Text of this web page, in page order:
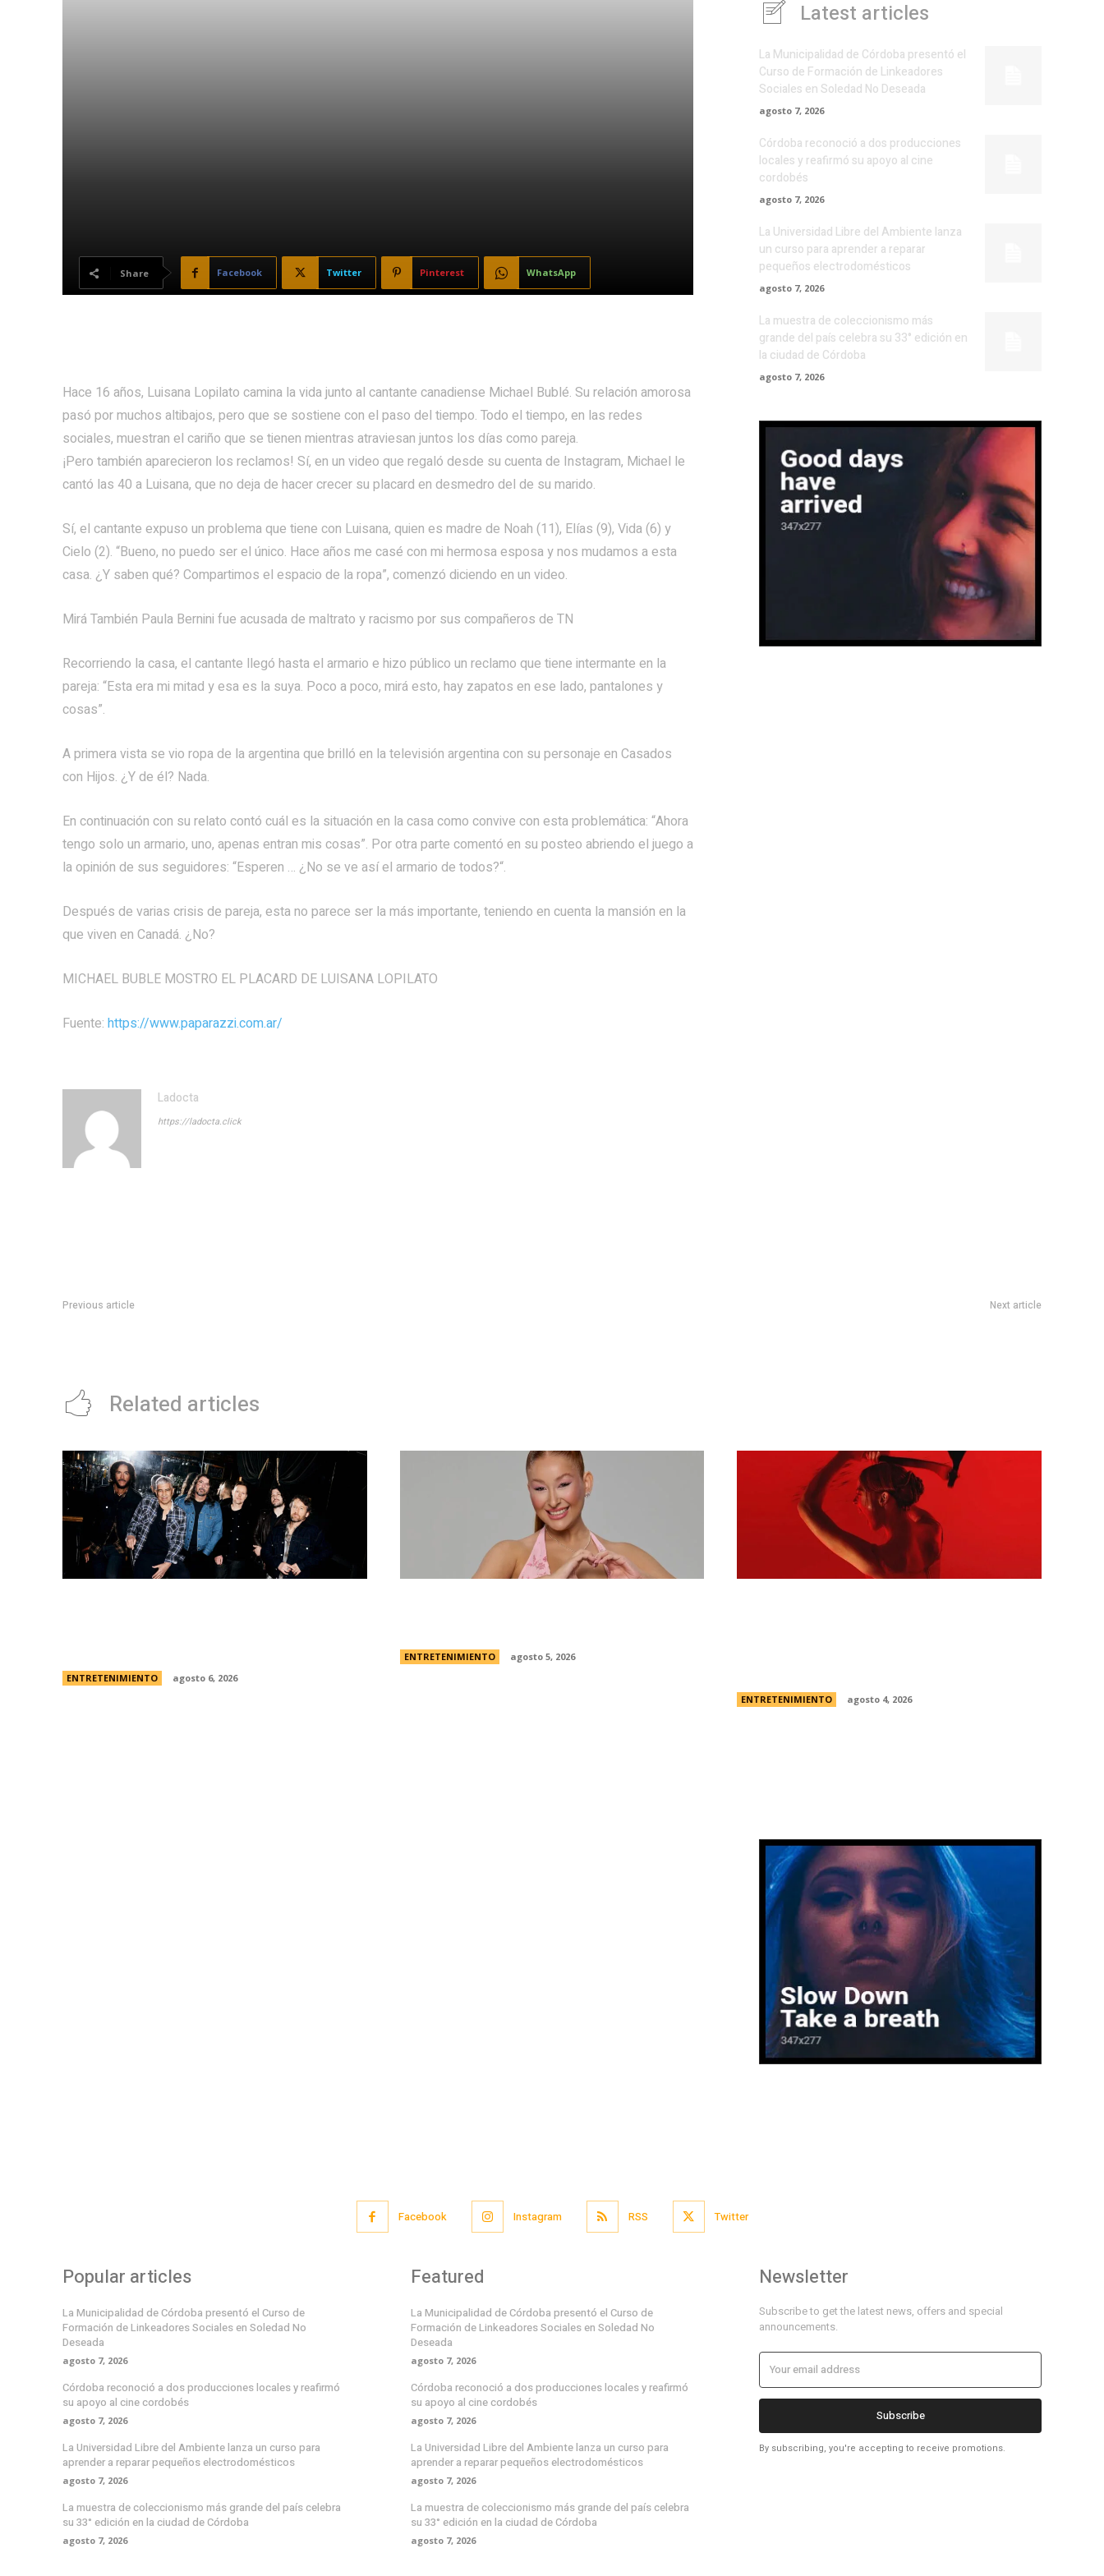
Share Facebook Twitter Pinterest WhatsApp
Hace 16 años, Luisana Lopilato camina la vida junto al cantante canadiense Michael Bublé. Su relación amorosa
pasó por muchos altibajos, pero que se sostiene con el paso del tiempo. Todo el tiempo, en las redes
sociales, muestran el cariño que se tienen mientras atraviesan juntos los días como pareja.
¡Pero también aparecieron los reclamos! Sí, en un video que regaló desde su cuenta de Instagram, Michael le
cantó las 40 a Luisana, que no deja de hacer crecer su placard en desmedro del de su marido.
Sí, el cantante expuso un problema que tiene con Luisana, quien es madre de Noah (11), Elías (9), Vida (6) y
Cielo (2). “Bueno, no puedo ser el único. Hace años me casé con mi hermosa esposa y nos mudamos a esta
casa. ¿Y saben qué? Compartimos el espacio de la ropa”, comenzó diciendo en un video.
Mirá También Paula Bernini fue acusada de maltrato y racismo por sus compañeros de TN
Recorriendo la casa, el cantante llegó hasta el armario e hizo público un reclamo que tiene intermante en la
pareja: “Esta era mi mitad y esa es la suya. Poco a poco, mirá esto, hay zapatos en ese lado, pantalones y
cosas”.
A primera vista se vio ropa de la argentina que brilló en la televisión argentina con su personaje en Casados
con Hijos. ¿Y de él? Nada.
En continuación con su relato contó cuál es la situación en la casa como convive con esta problemática: “Ahora
tengo solo un armario, uno, apenas entran mis cosas”. Por otra parte comentó en su posteo abriendo el juego a
la opinión de sus seguidores: “Esperen … ¿No se ve así el armario de todos?“.
Después de varias crisis de pareja, esta no parece ser la más importante, teniendo en cuenta la mansión en la
que viven en Canadá. ¿No?
MICHAEL BUBLE MOSTRO EL PLACARD DE LUISANA LOPILATO
Fuente: https://www.paparazzi.com.ar/
Ladocta
https://ladocta.click
Latest articles
La Municipalidad de Córdoba presentó el
Curso de Formación de Linkeadores
Sociales en Soledad No Deseada
agosto 7, 2026
Córdoba reconoció a dos producciones
locales y reafirmó su apoyo al cine
cordobés
agosto 7, 2026
La Universidad Libre del Ambiente lanza
un curso para aprender a reparar
pequeños electrodomésticos
agosto 7, 2026
La muestra de coleccionismo más
grande del país celebra su 33° edición en
la ciudad de Córdoba
agosto 7, 2026
Previous article Next article
Related articles
ENTRETENIMIENTO agosto 6, 2026
ENTRETENIMIENTO agosto 5, 2026
ENTRETENIMIENTO agosto 4, 2026
Facebook Instagram RSS Twitter
Popular articles
La Municipalidad de Córdoba presentó el Curso de
Formación de Linkeadores Sociales en Soledad No
Deseada
agosto 7, 2026
Córdoba reconoció a dos producciones locales y reafirmó
su apoyo al cine cordobés
agosto 7, 2026
La Universidad Libre del Ambiente lanza un curso para
aprender a reparar pequeños electrodomésticos
agosto 7, 2026
La muestra de coleccionismo más grande del país celebra
su 33° edición en la ciudad de Córdoba
agosto 7, 2026
Featured
La Municipalidad de Córdoba presentó el Curso de
Formación de Linkeadores Sociales en Soledad No
Deseada
agosto 7, 2026
Córdoba reconoció a dos producciones locales y reafirmó
su apoyo al cine cordobés
agosto 7, 2026
La Universidad Libre del Ambiente lanza un curso para
aprender a reparar pequeños electrodomésticos
agosto 7, 2026
La muestra de coleccionismo más grande del país celebra
su 33° edición en la ciudad de Córdoba
agosto 7, 2026
Newsletter
Subscribe to get the latest news, offers and special
announcements.
Subscribe
By subscribing, you're accepting to receive promotions.